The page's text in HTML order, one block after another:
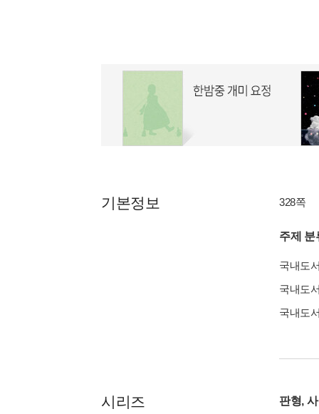
기본정보 328쪽
주제 분
국내도
국내도
국내도
시리즈 판형,